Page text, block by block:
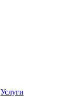
Услуги